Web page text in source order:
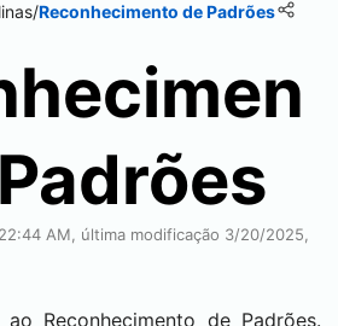
/Reconhecimento de Padrões
AM, última modificação 3/20/2025,
Reconhecimento de Padrões.